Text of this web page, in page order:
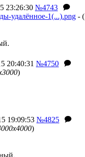
23:26:30 №4743
удалённое-1(...).png - (
20:40:31 №4750
)
19:09:53 №4825
)